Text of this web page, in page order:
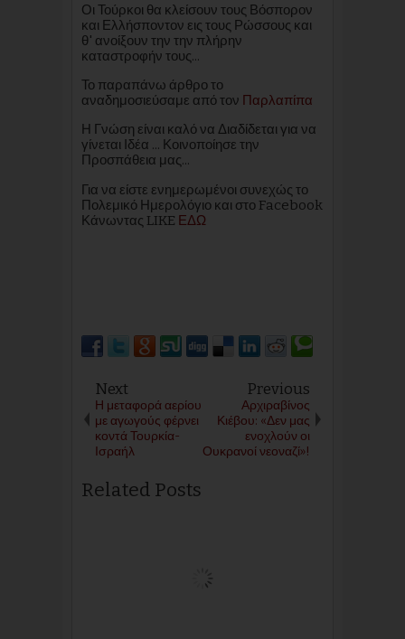
Οι Τούρκοι θα κλείσουν τους Βόσπορον
και Ελλήσποντον εις τους Ρώσσους και
θ' ανοίξουν την την πλήρην
καταστροφήν τους...
Το παραπάνω άρθρο το
αναδημοσιεύσαμε από τον Παρλαπίπα
Η Γνώση είναι καλό να Διαδίδεται για να
γίνεται Ιδέα ... Κοινοποίησε την
Προσπάθεια μας...
Για να είστε ενημερωμένοι συνεχώς το
Πολεμικό Ημερολόγιο και στο Facebook
Κάνωντας LIKE ΕΔΩ
Next
Η μεταφορά αερίου
με αγωγούς φέρνει
κοντά Τουρκία-
Ισραήλ
Previous
Αρχιραβίνος
Κιέβου: «Δεν μας
ενοχλούν οι
Ουκρανοί νεοναζί»!
Related Posts